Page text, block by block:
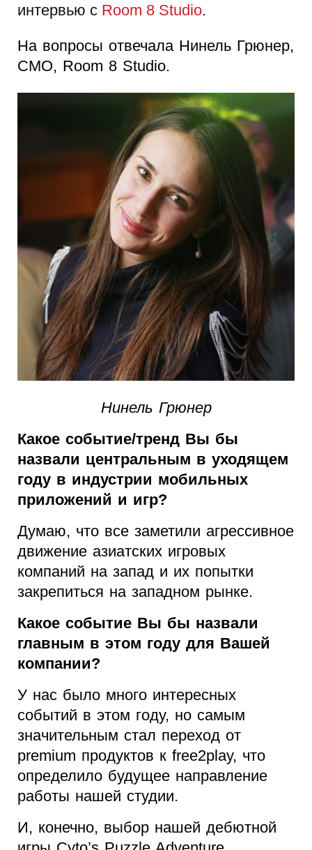
интервью с Room 8 Studio.
На вопросы отвечала Нинель Грюнер,
CMO, Room 8 Studio.
Нинель Грюнер
Какое событие/тренд Вы бы
назвали центральным в уходящем
году в индустрии мобильных
приложений и игр?
Думаю, что все заметили агрессивное
движение азиатских игровых
компаний на запад и их попытки
закрепиться на западном рынке.
Какое событие Вы бы назвали
главным в этом году для Вашей
компании?
У нас было много интересных
событий в этом году, но самым
значительным стал переход от
premium продуктов к free2play, что
определило будущее направление
работы нашей студии.
И, конечно, выбор нашей дебютной